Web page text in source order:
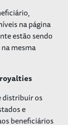
na página
estão sendo
mesma
distribuir os
e
beneficiários